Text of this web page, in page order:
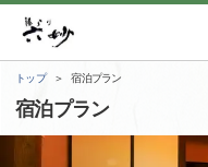
トップ 宿泊プラン
宿泊プラン